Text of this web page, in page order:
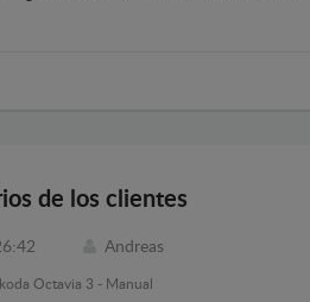
de los clientes
Andreas
Octavia 3 - Manual